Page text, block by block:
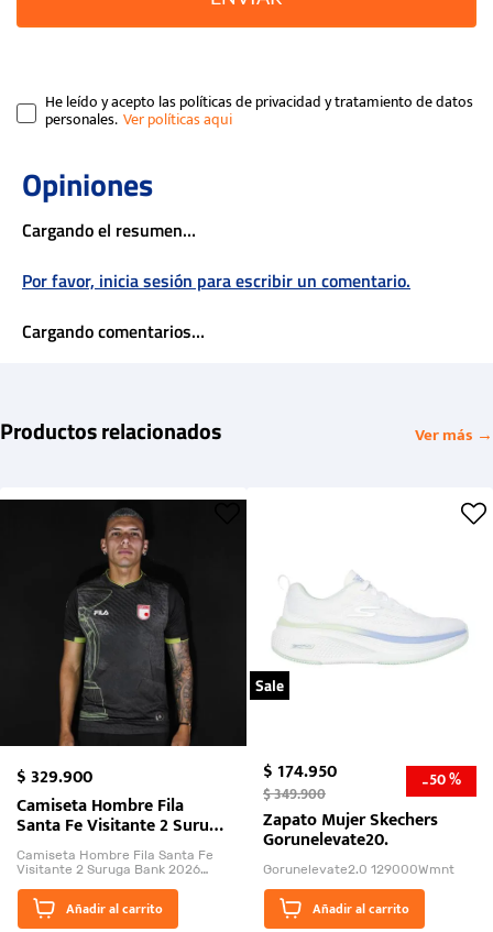
He leído y acepto las políticas de privacidad y tratamiento de datos
personales.
Cargando el resumen…
Por favor, inicia sesión para escribir un comentario.
Cargando comentarios…
Productos relacionados Ver más →
$329.900
Camiseta Hombre Fila
Santa Fe Visitante 2 Suruga
Bank 2026
Camiseta Hombre Fila Santa Fe
Visitante 2 Suruga Bank 2026
El Rugido del Sol Naciente:
“Primeros para la Et...
Añadir al carrito
Sale
$174.950
$349.900 -50 %
Zapato Mujer Skechers
Gorunelevate20.
Gorunelevate2.0 129000Wmnt
Añadir al carrito